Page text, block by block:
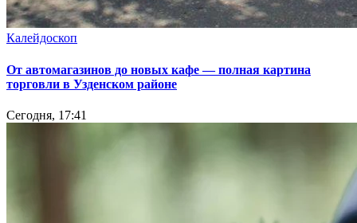
Калейдоскоп
От автомагазинов до новых кафе — полная картина
торговли в Узденском районе
Сегодня, 17:41